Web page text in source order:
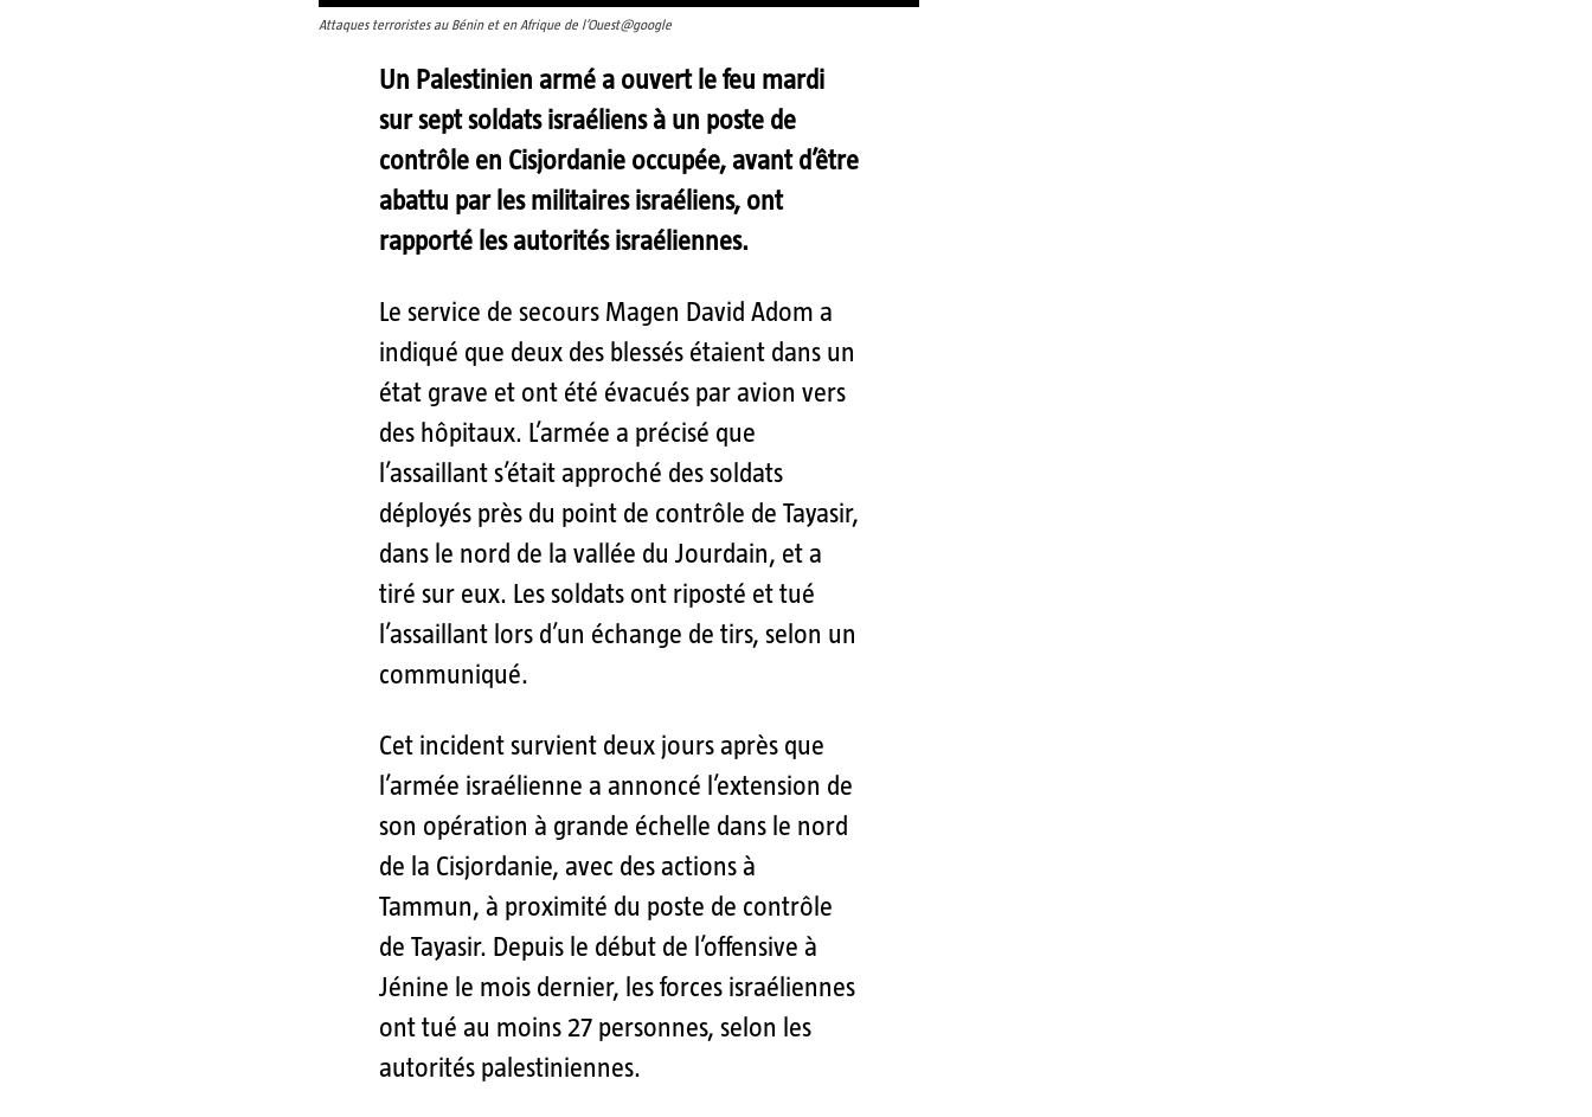
Attaques terroristes au Bénin et en Afrique de l’Ouest@google
Un Palestinien armé a ouvert le feu mardi
sur sept soldats israéliens à un poste de
contrôle en Cisjordanie occupée, avant d’être
abattu par les militaires israéliens, ont
rapporté les autorités israéliennes.
Le service de secours Magen David Adom a
indiqué que deux des blessés étaient dans un
état grave et ont été évacués par avion vers
des hôpitaux. L’armée a précisé que
l’assaillant s’était approché des soldats
déployés près du point de contrôle de Tayasir,
dans le nord de la vallée du Jourdain, et a
tiré sur eux. Les soldats ont riposté et tué
l’assaillant lors d’un échange de tirs, selon un
communiqué.
Cet incident survient deux jours après que
l’armée israélienne a annoncé l’extension de
son opération à grande échelle dans le nord
de la Cisjordanie, avec des actions à
Tammun, à proximité du poste de contrôle
de Tayasir. Depuis le début de l’offensive à
Jénine le mois dernier, les forces israéliennes
ont tué au moins 27 personnes, selon les
autorités palestiniennes.